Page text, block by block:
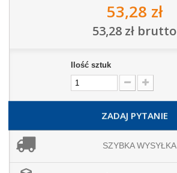
53,28 zł
53,28 zł brutto
Ilość sztuk
ZADAJ PYTANIE
SZYBKA WYSYŁKA